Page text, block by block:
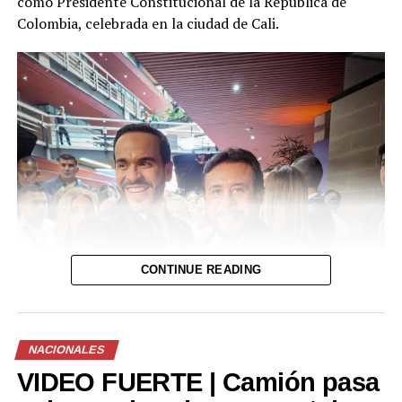
Comparte esto:
Facebook X
Me gusta esto:
Cargando...
Gobierno lanzará este año
MAG apuesta por la
Colombia, celebrada en la ciudad de Cali.
CONTINUE READING
NACIONALES
VIDEO FUERTE | Camión pasa